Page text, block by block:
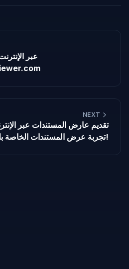
NEXT
تقديم عارض المستندات عبر
تجربة عرض المستندات الخاصة بك!